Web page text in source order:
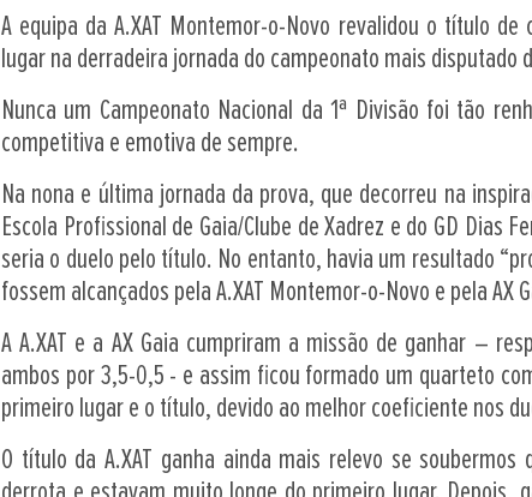
A equipa da A.XAT Montemor-o-Novo revalidou o título
lugar na derradeira jornada do campeonato mais disputado
Nunca um Campeonato Nacional da 1ª Divisão foi tão
competitiva e emotiva de sempre.
Na nona e última jornada da prova, que decorreu na
Escola Profissional de Gaia/Clube de Xadrez e do GD
seria o duelo pelo título. No entanto, havia um resultado
fossem alcançados pela A.XAT Montemor-o-Novo e pela
A A.XAT e a AX Gaia cumpriram a missão de ganhar –
ambos por 3,5-0,5 - e assim ficou formado um quarteto
primeiro lugar e o título, devido ao melhor coeficiente nos
O título da A.XAT ganha ainda mais relevo se